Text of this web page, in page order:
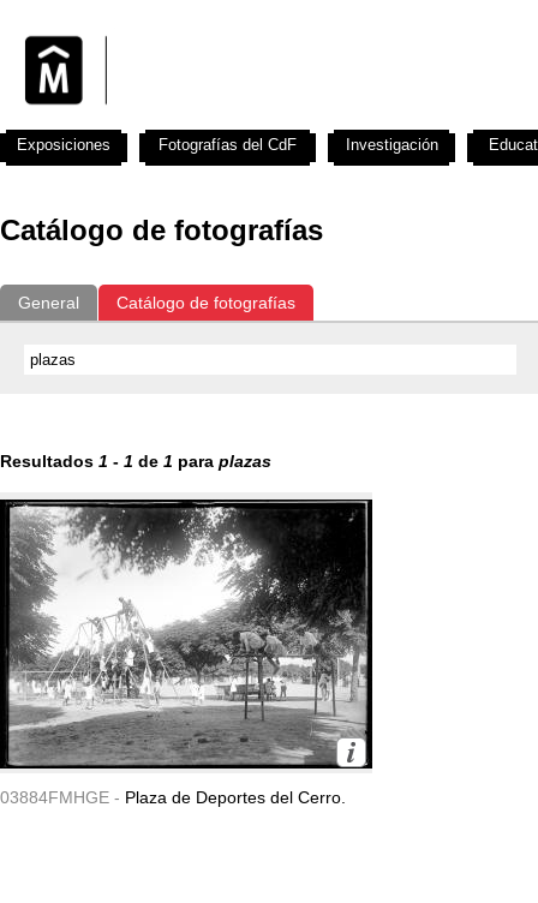
Catálogo de fotografías
General Catálogo de fotografías
Resultados 1 - 1 de 1 para plazas
03884FMHGE - Plaza de Deportes del Cerro.
Exposiciones Fotografías del CdF Investigación